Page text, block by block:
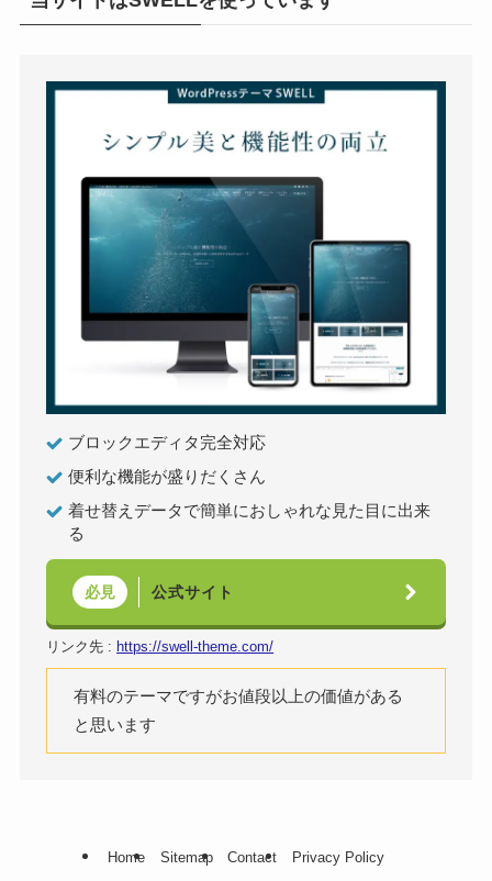
ブロックエディタ完全対応
便利な機能が盛りだくさん
着せ替えデータで簡単におしゃれな見た目に出来
る
必見 公式サイト
リンク先 : https://swell-theme.com/
有料のテーマですがお値段以上の価値がある
と思います
Home Sitemap Contact Privacy Policy